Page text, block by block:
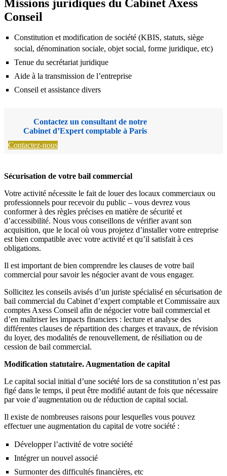
Missions juridiques du Cabinet Axess
Conseil
Constitution et modification de société (KBIS, statuts, siège
social, dénomination sociale, objet social, forme juridique, etc)
Tenue du secrétariat juridique
Aide à la transmission de l’entreprise
Conseil et assistance divers
Contactez un consultant de notre
Cabinet d’Expert comptable à Paris
Contactez-nous
Sécurisation de votre bail commercial
Votre activité nécessite le fait de louer des locaux commerciaux ou
professionnels pour recevoir du public – vous devrez vous
conformer à des règles précises en matière de sécurité et
d’accessibilité. Nous vous conseillons de vérifier avant son
acquisition, que le local où vous projetez d’installer votre entreprise
est bien compatible avec votre activité et qu’il satisfait à ces
obligations.
Il est important de bien comprendre les clauses de votre bail
commercial pour savoir les négocier avant de vous engager.
Sollicitez les conseils avisés d’un juriste spécialisé en sécurisation de
bail commercial du Cabinet d’expert comptable et Commissaire aux
comptes Axess Conseil afin de négocier votre bail commercial et
d’en maîtriser les impacts financiers : lecture et analyse des
différentes clauses de répartition des charges et travaux, de révision
du loyer, des modalités de renouvellement, de résiliation ou de
cession de bail commercial.
Modification statutaire. Augmentation de capital
Le capital social initial d’une société lors de sa constitution n’est pas
figé dans le temps, il peut être modifié autant de fois que nécessaire
par voie d’augmentation ou de réduction de capital social.
Il existe de nombreuses raisons pour lesquelles vous pouvez
effectuer une augmentation du capital de votre société :
Développer l’activité de votre société
Intégrer un nouvel associé
Surmonter des difficultés financières, etc